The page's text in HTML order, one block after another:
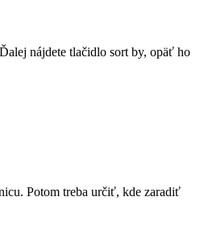
nájdete tlačidlo sort by, opäť ho
Potom treba určiť, kde zaradiť